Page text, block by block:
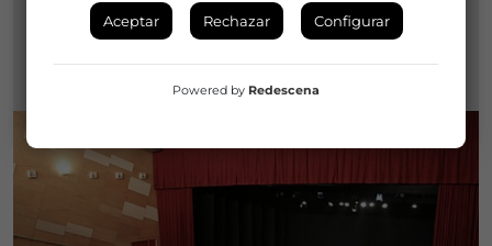
Miembro de: Sarea (Red Vasca de Teatros)
Aceptar Rechazar Configurar
Powered by Redescena